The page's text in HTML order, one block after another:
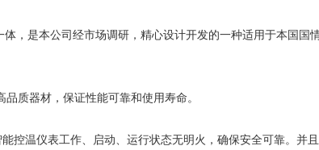
，是本公司经市场调研，精心设计开发的一种适用于本国国
质器材，保证性能可靠和使用寿命。
控温仪表工作、启动、运行状态无明火，确保安全可靠。并